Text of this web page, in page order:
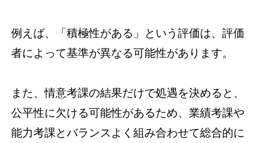
例えば、「積極性がある」という評価は、評価
者によって基準が異なる可能性があります。
また、情意考課の結果だけで処遇を決めると、
公平性に欠ける可能性があるため、業績考課や
能力考課とバランスよく組み合わせて総合的に